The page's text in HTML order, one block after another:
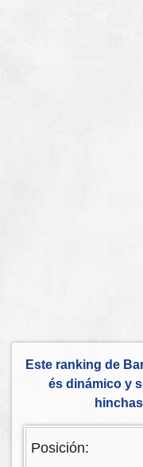
Este ranking de
és dinámico y